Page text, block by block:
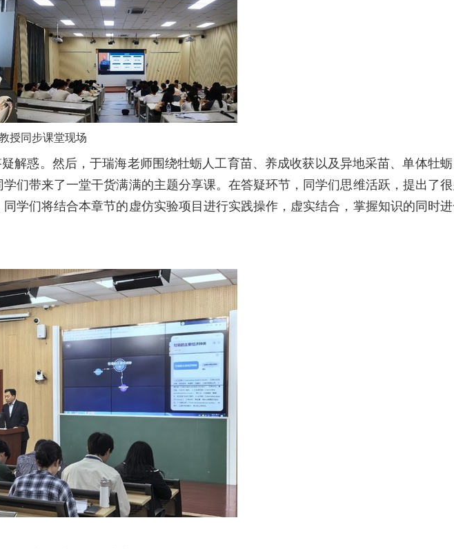
授同步课堂现场
惑。然后，于瑞海老师围绕牡蛎人工育苗、养成收获以及异地采苗、单体牡
们带来了一堂干货满满的主题分享课。在答疑环节，同学们思维活跃，提出了
学们将结合本章节的虚仿实验项目进行实践操作，虚实结合，掌握知识的同时